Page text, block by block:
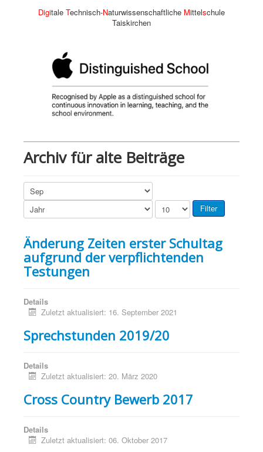
Digitale Technisch-Naturwissenschaftliche Mittelschule
Taiskirchen
Archiv für alte Beiträge
Filter
Änderung Zeiten erster Schultag
aufgrund der verpflichtenden
Testungen
Details
Zuletzt aktualisiert: 16. September 2021
Sprechstunden 2019/20
Details
Zuletzt aktualisiert: 20. März 2020
Cross Country Bewerb 2017
Details
Zuletzt aktualisiert: 06. Oktober 2017